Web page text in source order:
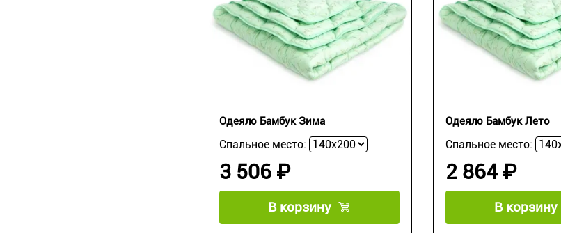
Одеяло Бамбук Зима
Спальное место:
3 506 ₽
В корзину
Одеяло Бамбук Лето
Спальное место:
2 864 ₽
В корзину